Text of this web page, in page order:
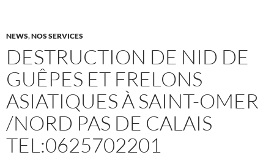
NEWS,NOS SERVICES
DESTRUCTION DE NID DE
GUÊPES ET FRELONS
ASIATIQUES À SAINT-OMER
/NORD PAS DE CALAIS
TEL:0625702201